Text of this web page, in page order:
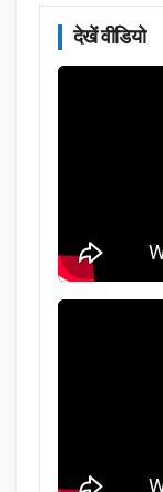
देखें वीडियो